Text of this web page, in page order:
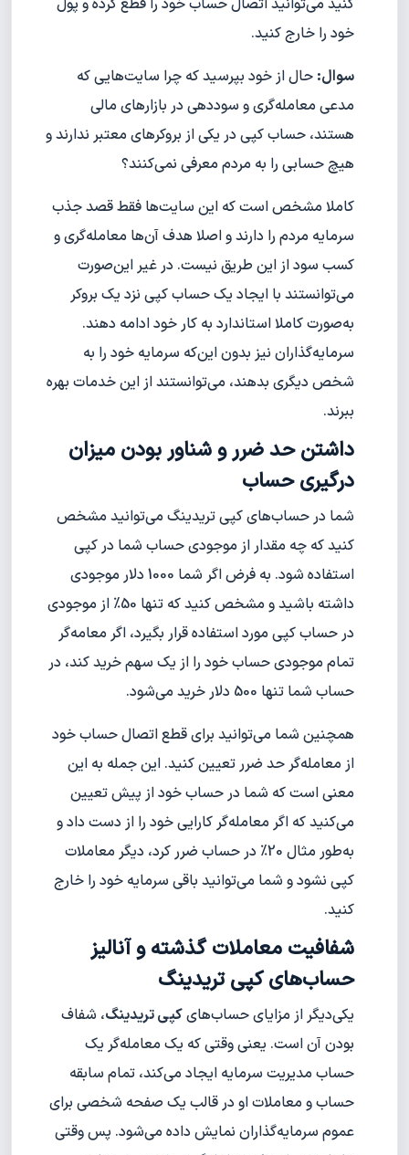
کنید می‌توانید اتصال حساب خود را قطع کرده و پول
خود را خارج کنید.
سوال: حال از خود بپرسید که چرا سایت‌هایی که
مدعی معامله‌گری و سوددهی در بازارهای مالی
هستند، حساب کپی در یکی از بروکرهای معتبر ندارند و
هیچ حسابی را به مردم معرفی نمی‌کنند؟
کاملا مشخص است که این سایت‌ها فقط قصد جذب
سرمایه مردم را دارند و اصلا هدف آن‌ها معامله‌گری و
کسب سود از این طریق نیست. در غیر این‌صورت
می‌توانستند با ایجاد یک حساب کپی نزد یک بروکر
به‌صورت کاملا استاندارد به کار خود ادامه دهند.
سرمایه‌گذاران نیز بدون این‌که سرمایه خود را به
شخص دیگری بدهند، می‌توانستند از این خدمات بهره
ببرند.
داشتن حد ضرر و شناور بودن میزان
درگیری حساب
شما در حساب‌های کپی تریدینگ می‌توانید مشخص
کنید که چه مقدار از موجودی حساب شما در کپی
استفاده شود. به فرض اگر شما 1000 دلار موجودی
داشته باشید و مشخص کنید که تنها 50% از موجودی
در حساب کپی مورد استفاده قرار بگیرد، اگر معامه‌گر
تمام موجودی حساب خود را از یک سهم خرید کند، در
حساب شما تنها 500 دلار خرید می‌شود.
همچنین شما می‌توانید برای قطع اتصال حساب خود
از معامله‌گر حد ضرر تعیین کنید. این جمله به این
معنی است که شما در حساب خود از پیش تعیین
می‌کنید که اگر معامله‌گر کارایی خود را از دست داد و
به‌طور مثال 20% در حساب ضرر کرد، دیگر معاملات
کپی نشود و شما می‌توانید باقی سرمایه خود را خارج
کنید.
شفافیت معاملات گذشته و آنالیز
حساب‌های کپی تریدینگ
یکی‌دیگر از مزایای حساب‌هایکپی تریدینگ، شفاف
بودن آن است. یعنی وقتی که یک معامله‌گر یک
حساب مدیریت سرمایه ایجاد می‌کند، تمام سابقه
حساب و معاملات او در قالب یک صفحه شخصی برای
عموم سرمایه‌گذاران نمایش داده می‌شود. پس وقتی